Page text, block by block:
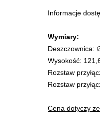
Informacje
Wymiary:
Deszczownica:
Wysokość:
Rozstaw
Rozstaw
Cena dotyczy